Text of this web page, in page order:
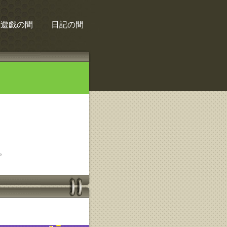
遊戯の間 日記の間